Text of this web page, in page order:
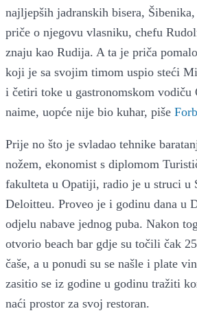
najljepših jadranskih bisera,
priče o njegovu vlasniku, chefu
znaju kao Rudija. A ta je priča
koji je sa svojim timom uspio steći
i četiri toke u gastronomskom
naime, uopće nije bio kuhar, piše
Prije no što je svladao tehnike
nožem, ekonomist s diplomom
fakulteta u Opatiji, radio je u struci u
Deloitteu. Proveo je i godinu dana u
odjelu nabave jednog puba. Nakon
otvorio beach bar gdje su točili čak
čaše, a u ponudi su se našle i plate
zasitio se iz godine u godinu tražiti
naći prostor za svoj restoran.